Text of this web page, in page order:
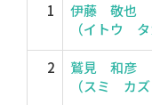
1
伊藤 敬也
（イトウ タ
2
鷲見 和彦
（スミ カズ